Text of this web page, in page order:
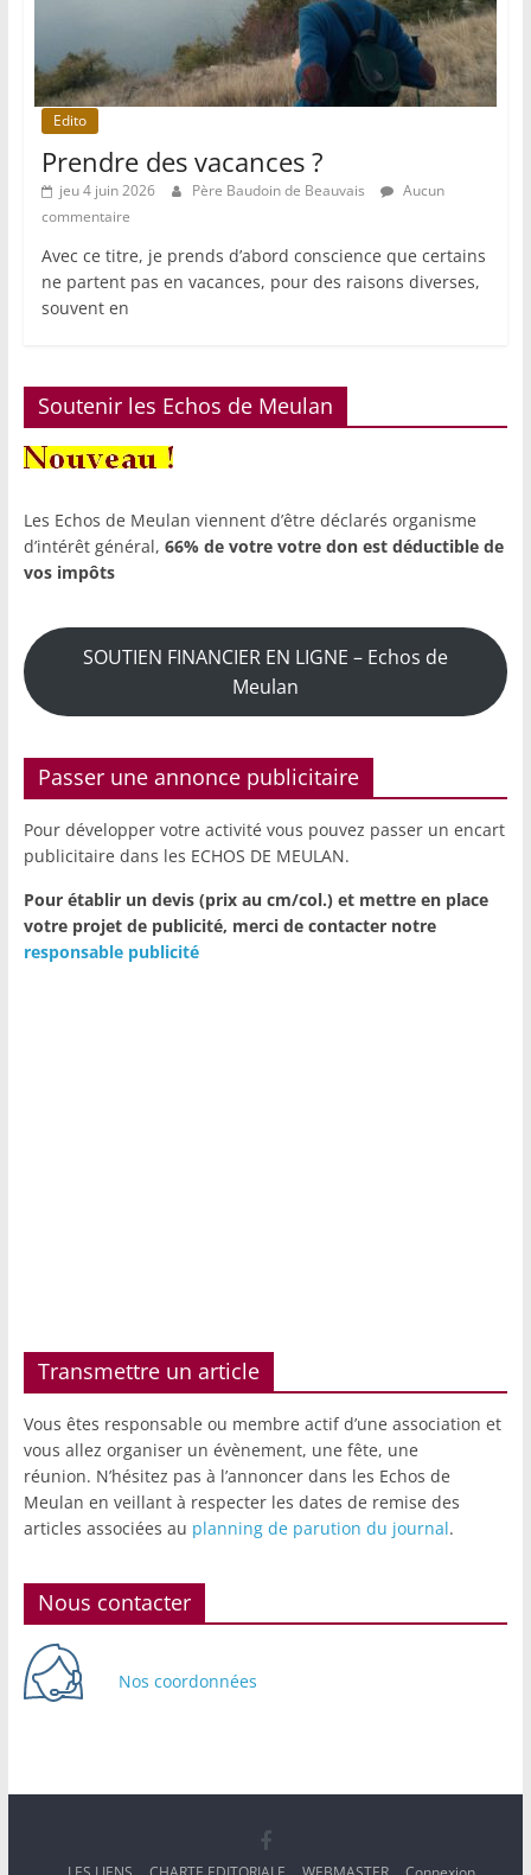
Edito
Prendre des vacances ?
jeu 4 juin 2026 Père Baudoin de Beauvais
Aucun
commentaire
Avec ce titre, je prends d’abord conscience que certains
ne partent pas en vacances, pour des raisons diverses,
souvent en
Soutenir les Echos de Meulan
Les Echos de Meulan viennent d’être déclarés organisme
d’intérêt général, 66% de votre votre don est déductible de
vos impôts
SOUTIEN FINANCIER EN LIGNE – Echos de
Meulan
Passer une annonce publicitaire
Pour développer votre activité vous pouvez passer un encart
publicitaire dans les ECHOS DE MEULAN.
Pour établir un devis (prix au cm/col.) et mettre en place
votre projet de publicité, merci de contacter notre
responsable publicité
Transmettre un article
Vous êtes responsable ou membre actif d’une association et
vous allez organiser un évènement, une fête, une
réunion. N’hésitez pas à l’annoncer dans les Echos de
Meulan en veillant à respecter les dates de remise des
articles associées au planning de parution du journal.
Nous contacter
Nos coordonnées